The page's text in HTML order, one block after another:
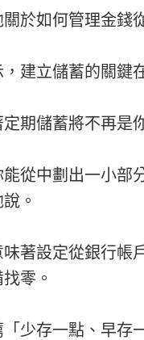
於如何管理金錢
建立儲蓄的關鍵
期儲蓄將不再是
能從中劃出一小
。
著設定從銀行帳
零。
少存一點、早存